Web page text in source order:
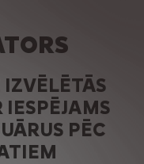
IESPĒJAMS
PĒC